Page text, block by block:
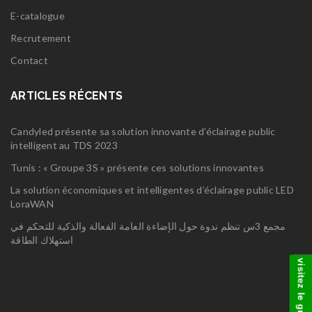
E-catalogue
Recrutement
Contact
ARTICLES RÉCENTS
Candyled présente sa solution innovante d’éclairage public
intelligent au TDS 2023
Tunis : « Groupe 3S » présente ces solutions innovantes
La solution économiques et intelligentes d’éclairage public LED
LoraWAN
مجمع 3س تنظم ندوة حول الإضاءة العامة الفعالة والذكية للتحكم في
استهلاك الطاقة